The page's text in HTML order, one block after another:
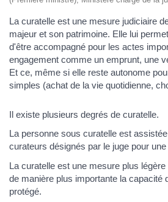
La curatelle est une mesure judiciaire
majeur et son patrimoine. Elle lui
d'être accompagné pour les actes
engagement comme un emprunt, une
Et ce, même si elle reste autonome
simples (achat de la vie quotidienne,
Il existe plusieurs degrés de curatelle.
La personne sous curatelle est
curateurs désignés par le juge pour
La curatelle est une mesure plus légère
de manière plus importante la capacité
protégé.